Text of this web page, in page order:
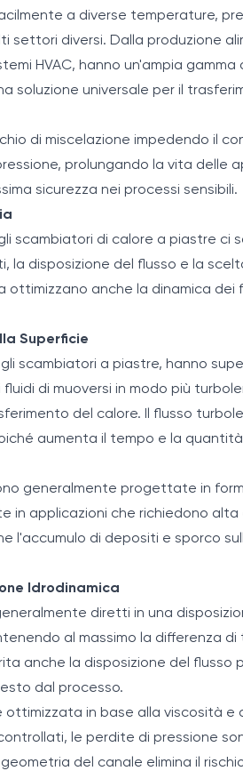
a diverse temperature,
settori diversi. Dalla produzione
HVAC, hanno un'ampia
soluzione universale per il
di miscelazione impedendo il
prolungando la vita delle
sicurezza nei processi sensibili.
scambiatori di calore a piastre
la disposizione del flusso e la
ottimizzano anche la dinamica dei
Superficie
scambiatori a piastre, hanno
di muoversi in modo più
del calore. Il flusso
aumenta il tempo e la
generalmente progettate in
in applicazioni che richiedono
l'accumulo di depositi e sporco
Idrodinamica
diretti in una
al massimo la differenza
anche la disposizione del
dal processo.
ottimizzata in base alla viscosità
le perdite di pressione
del canale elimina il